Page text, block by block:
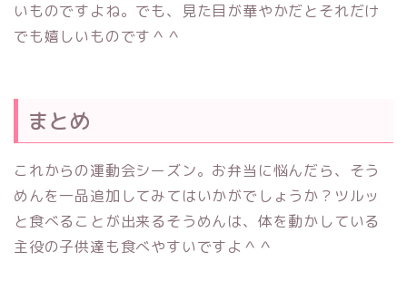
いものですよね。でも、見た目が華やかだとそれだけ
でも嬉しいものです＾＾
まとめ
これからの運動会シーズン。お弁当に悩んだら、そう
めんを一品追加してみてはいかがでしょうか？ツルッ
と食べることが出来るそうめんは、体を動かしている
主役の子供達も食べやすいですよ＾＾